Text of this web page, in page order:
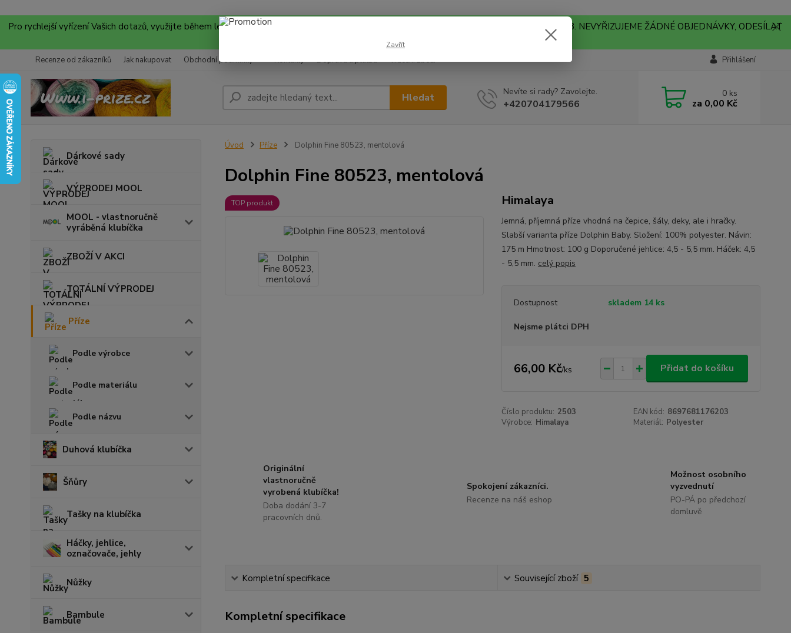
Pro rychlejší vyřízení Vašich dotazů, využijte během letních prázdnin náš email info@i-prize.cz. Děkujeme. !!! POZOR ZMĚNA !!! V PONDĚLÍ 10.8. NEVYŘIZUJEME ŽÁDNÉ OBJEDNÁVKY, ODESÍLAT
Recenze od zákazníků Jak nakupovat Obchodní podmínky Kontakty Doprava a platba Vrácení zboží Přihlášení
Hledat Nevíte si rady? Zavolejte.
+420704179566
0 ks
za 0,00 Kč
Dárkové sady
VÝPRODEJ MOOL
MOOL - vlastnoručně
vyráběná klubíčka
ZBOŽÍ V AKCI
TOTÁLNÍ VÝPRODEJ
Příze
Podle výrobce
Podle materiálu
Podle názvu
Duhová klubíčka
Šňůry
Tašky na klubíčka
Háčky, jehlice,
označovače, jehly
Nůžky
Bambule
Úvod Příze Dolphin Fine 80523, mentolová
Dolphin Fine 80523, mentolová
TOP produkt Himalaya
Jemná, příjemná příze vhodná na čepice, šály, deky, ale i hračky.
Slabší varianta příze Dolphin Baby. Složení: 100% polyester. Návin:
175 m Hmotnost: 100 g Doporučené jehlice: 4,5 - 5,5 mm. Háček: 4,5
- 5,5 mm. celý popis
Dostupnost skladem 14 ks
Nejsme plátci DPH
66,00 Kč/ks Přidat do košíku
Číslo produktu: 2503 EAN kód: 8697681176203
Výrobce: Himalaya Materiál: Polyester
Originální
vlastnoručně
vyrobená klubíčka!
Doba dodání 3-7
pracovních dnů.
Spokojení zákazníci.
Recenze na náš eshop
Možnost osobního
vyzvednutí
PO-PÁ po předchozí
domluvě
Kompletní specifikace Související zboží 5
Kompletní specifikace
Zavřít